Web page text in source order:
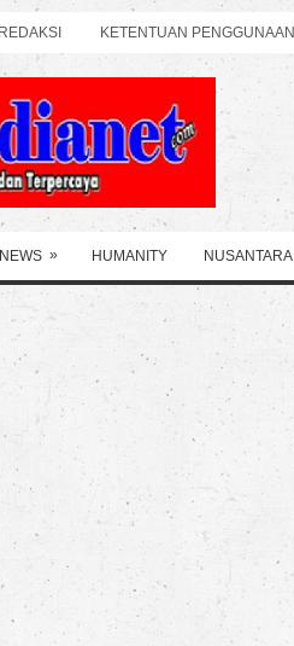
REDAKSI KETENTUAN PENGGUNAAN
NEWS » HUMANITY NUSANTARA